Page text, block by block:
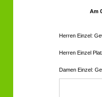
Am
Herren Einzel:
Herren Einzel
Damen Einzel: